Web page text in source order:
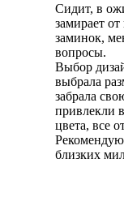
Сидит, в
замирает
заминок,
вопросы.
Выбор
выбрала
забрала
привлекли
цвета, все
близких